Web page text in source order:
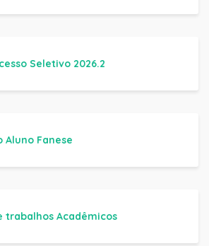
Seletivo 2026.2
Aluno Fanese
trabalhos Acadêmicos